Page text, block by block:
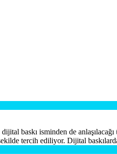
baskı isminden de
tercih ediliyor. Dijital